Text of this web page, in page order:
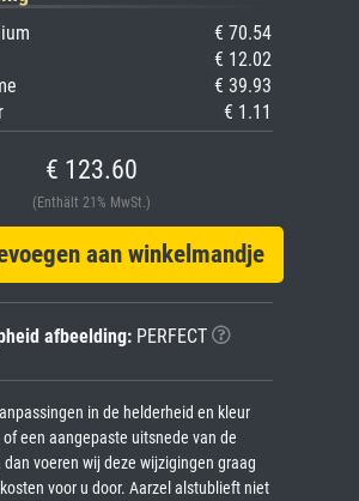
€ 70.54
€ 12.02
€ 39.93
€ 1.11
€ 123.60
(Enthält 21% MwSt.)
aan winkelmandje
afbeelding:PERFECT
in de helderheid en kleur
een aangepaste uitsnede van de
voeren wij deze wijzigingen graag
voor u door. Aarzel alstublieft niet